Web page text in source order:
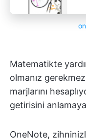
Matematikte
olmanız
marjlarını
getirisini
OneNote,